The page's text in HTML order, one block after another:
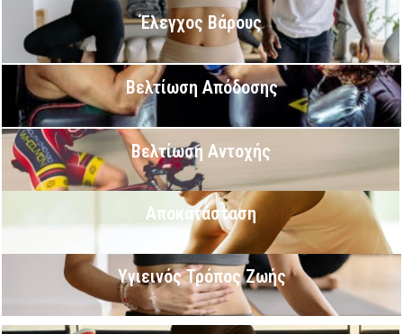
Έλεγχος Βάρους
Βελτίωση Απόδοσης
Βελτίωση Αντοχής
Αποκατάσταση
Υγιεινός Τρόπος Ζωής